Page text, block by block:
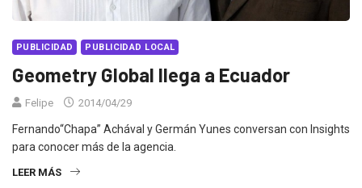
PUBLICIDAD PUBLICIDAD LOCAL
Geometry Global llega a Ecuador
Felipe 2014/04/29
Fernando“Chapa” Achával y Germán Yunes conversan con Insights
para conocer más de la agencia.
LEER MÁS